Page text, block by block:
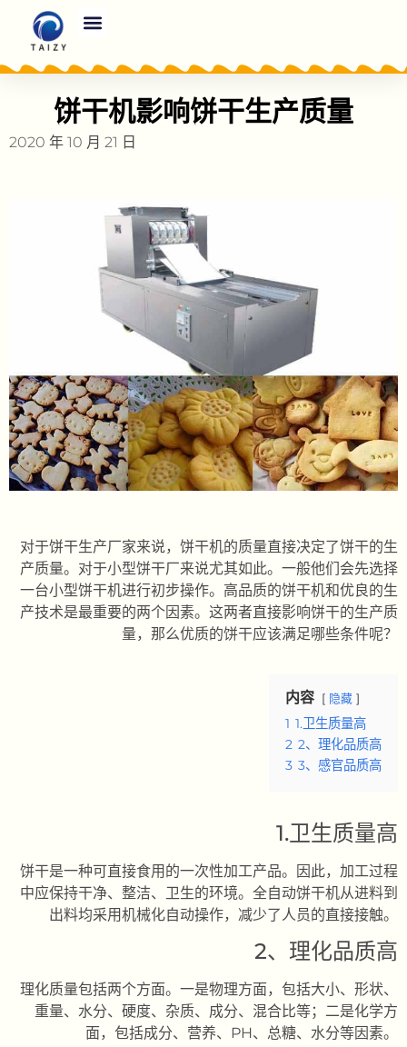
饼干机影响饼干生产质量
2020 年 10 月 21 日
对于饼干生产厂家来说，饼干机的质量直接决定了饼干的生
产质量。对于小型饼干厂来说尤其如此。一般他们会先选择
一台小型饼干机进行初步操作。高品质的饼干机和优良的生
产技术是最重要的两个因素。这两者直接影响饼干的生产质
量，那么优质的饼干应该满足哪些条件呢？
内容 隐藏
1 1.卫生质量高
2 2、理化品质高
3 3、感官品质高
1.卫生质量高
饼干是一种可直接食用的一次性加工产品。因此，加工过程
中应保持干净、整洁、卫生的环境。全自动饼干机从进料到
出料均采用机械化自动操作，减少了人员的直接接触。
2、理化品质高
理化质量包括两个方面。一是物理方面，包括大小、形状、
重量、水分、硬度、杂质、成分、混合比等；二是化学方
面，包括成分、营养、PH、总糖、水分等因素。